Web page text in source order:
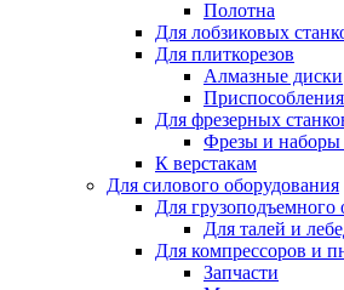
Полотна
Для лобзиковых
Для плиткорезов
Алмазные диски
Для фрезерных
Фрезы и наборы
К верстакам
Для силового оборудования
Для грузоподъемного
Для талей и
Для компрессоров и
Запчасти